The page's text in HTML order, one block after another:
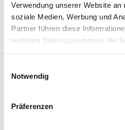
Verwendung unserer Website an
soziale Medien, Werbung und
Partner führen diese
weiteren Daten zusammen, die
Notwendig
Präferenzen
Dienstag, 9. März
St. Bonifatius,